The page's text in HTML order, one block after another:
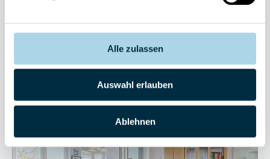
Alle zulassen
Auswahl erlauben
Ablehnen
Sehr gut